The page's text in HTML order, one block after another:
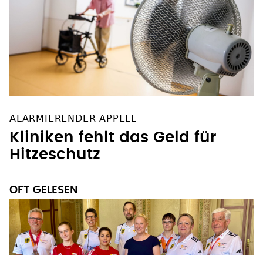
ALARMIERENDER APPELL
Kliniken fehlt das Geld für
Hitzeschutz
OFT GELESEN